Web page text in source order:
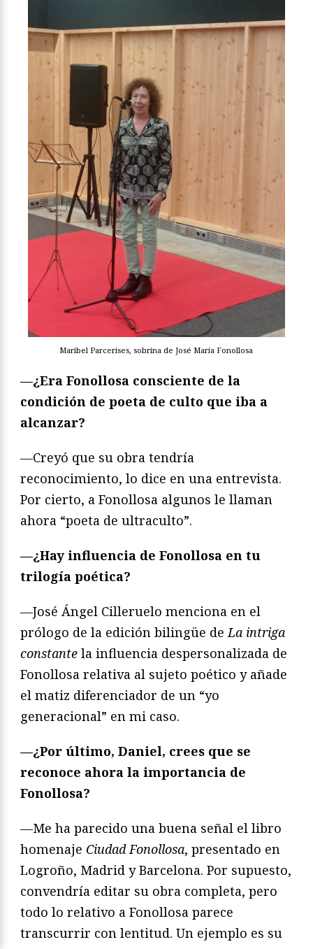
Maribel Parcerises, sobrina de José María Fonollosa
—¿Era Fonollosa consciente de la
condición de poeta de culto que iba a
alcanzar?
—Creyó que su obra tendría
reconocimiento, lo dice en una entrevista.
Por cierto, a Fonollosa algunos le llaman
ahora “poeta de ultraculto”.
—¿Hay influencia de Fonollosa en tu
trilogía poética?
—José Ángel Cilleruelo menciona en el
prólogo de la edición bilingüe de La intriga
constante la influencia despersonalizada de
Fonollosa relativa al sujeto poético y añade
el matiz diferenciador de un “yo
generacional” en mi caso.
—¿Por último, Daniel, crees que se
reconoce ahora la importancia de
Fonollosa?
—Me ha parecido una buena señal el libro
homenaje Ciudad Fonollosa, presentado en
Logroño, Madrid y Barcelona. Por supuesto,
convendría editar su obra completa, pero
todo lo relativo a Fonollosa parece
transcurrir con lentitud. Un ejemplo es su